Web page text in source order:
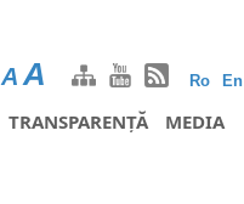
Ro En
A A
TRANSPARENȚĂ MEDIA